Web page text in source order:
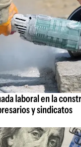
laboral en la
y sindicatos